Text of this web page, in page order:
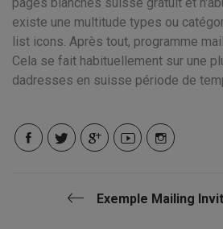
existe une multitude types ou
list icons. Après tout, programme
Cela se fait habituellement sur une
dadresses en suisse période de
Exemple Mailing